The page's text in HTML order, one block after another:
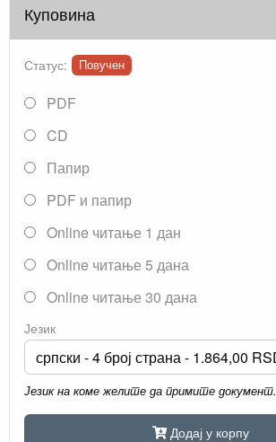
Куповина
Статус: Повучен
PDF
CD
Папир
PDF и папир
Online читање 1 дан
Online читање 5 дана
Online читање 30 дана
Језик
Језик на коме желите да примите документ.
Додај у корпу